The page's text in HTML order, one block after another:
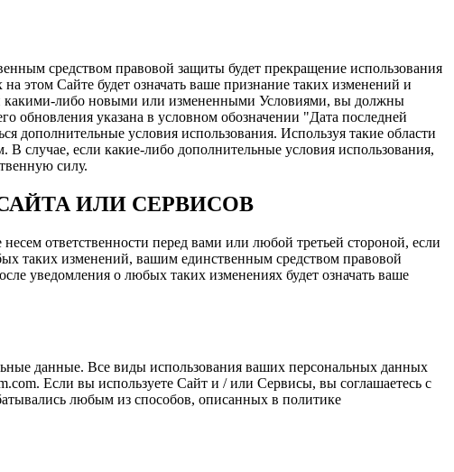
средством правовой защиты будет прекращение использования
этом Сайте будет означать ваше признание таких изменений и
какими-либо новыми или измененными Условиями, вы должны
обновления указана в условном обозначении "Дата последней
дополнительные условия использования. Используя такие области
случае, если какие-либо дополнительные условия использования,
силу.
ИЛИ СЕРВИСОВ
ответственности перед вами или любой третьей стороной, если
таких изменений, вашим единственным средством правовой
уведомления о любых таких изменениях будет означать ваше
данные. Все виды использования ваших персональных данных
Если вы используете Сайт и / или Сервисы, вы соглашаетесь с
любым из способов, описанных в политике